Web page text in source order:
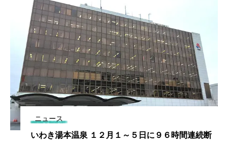
ニュース
いわき湯本温泉 １２月１～５日に９６時間連続断